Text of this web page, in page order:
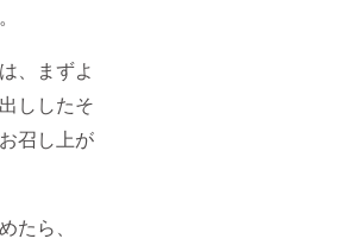
、まずよ
ししたそ
召し上が
たら、